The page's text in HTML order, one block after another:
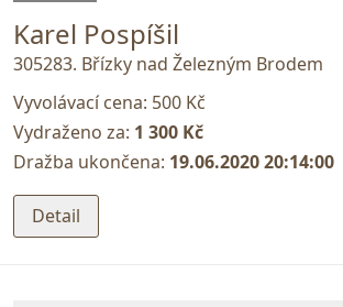
Karel Pospíšil
305283. Břízky nad Železným Brodem
Vyvolávací cena: 500 Kč
Vydraženo za: 1 300 Kč
Dražba ukončena: 19.06.2020 20:14:00
Detail